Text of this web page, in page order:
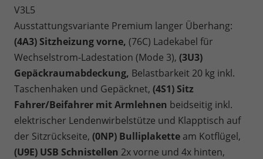
V3L5
Ausstattungsvariante Premium langer Überhang:
(4A3) Sitzheizung vorne, (76C) Ladekabel für
Wechselstrom-Ladestation (Mode 3), (3U3)
Gepäckraumabdeckung, Belastbarkeit 20 kg inkl.
Taschenhaken und Gepäcknet, (4S1) Sitz
Fahrer/Beifahrer mit Armlehnen beidseitig inkl.
elektrischer Lendenwirbelstütze und Klapptisch auf
der Sitzrückseite, (0NP) Bulliplakette am Kotflügel,
(U9E) USB Schnistellen 2x vorne und 4x hinten,